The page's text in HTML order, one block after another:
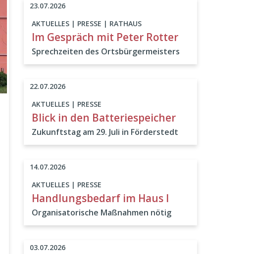
AKTUELLES | PRESSE | RATHAUS
Im Gespräch mit Peter Rotter
Sprechzeiten des Ortsbürgermeisters
23.07.2026
AKTUELLES | PRESSE
Blick in den Batteriespeicher
Zukunftstag am 29. Juli in Förderstedt
22.07.2026
AKTUELLES | PRESSE
Handlungsbedarf im Haus I
Organisatorische Maßnahmen nötig
14.07.2026
03.07.2026